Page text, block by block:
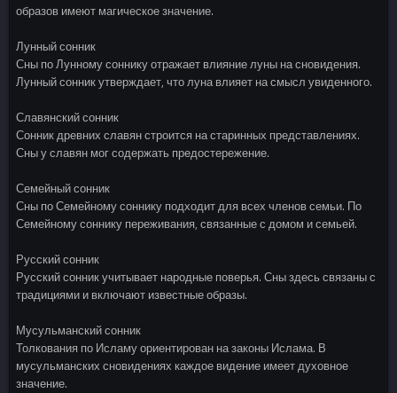
образов имеют магическое значение.
Лунный сонник
Сны по Лунному соннику отражает влияние луны на сновидения.
Лунный сонник утверждает, что луна влияет на смысл увиденного.
Славянский сонник
Сонник древних славян строится на старинных представлениях.
Сны у славян мог содержать предостережение.
Семейный сонник
Сны по Семейному соннику подходит для всех членов семьи. По
Семейному соннику переживания, связанные с домом и семьей.
Русский сонник
Русский сонник учитывает народные поверья. Сны здесь связаны с
традициями и включают известные образы.
Мусульманский сонник
Толкования по Исламу ориентирован на законы Ислама. В
мусульманских сновидениях каждое видение имеет духовное
значение.